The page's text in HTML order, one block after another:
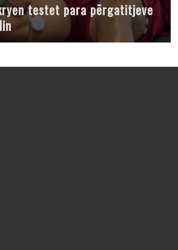
testet para përgatitjeve